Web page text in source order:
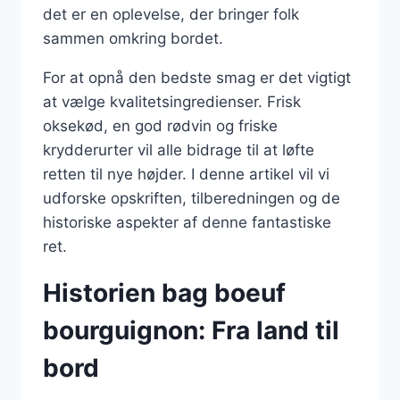
det er en oplevelse, der bringer folk
sammen omkring bordet.
For at opnå den bedste smag er det vigtigt
at vælge kvalitetsingredienser. Frisk
oksekød, en god rødvin og friske
krydderurter vil alle bidrage til at løfte
retten til nye højder. I denne artikel vil vi
udforske opskriften, tilberedningen og de
historiske aspekter af denne fantastiske
ret.
Historien bag boeuf
bourguignon: Fra land til
bord